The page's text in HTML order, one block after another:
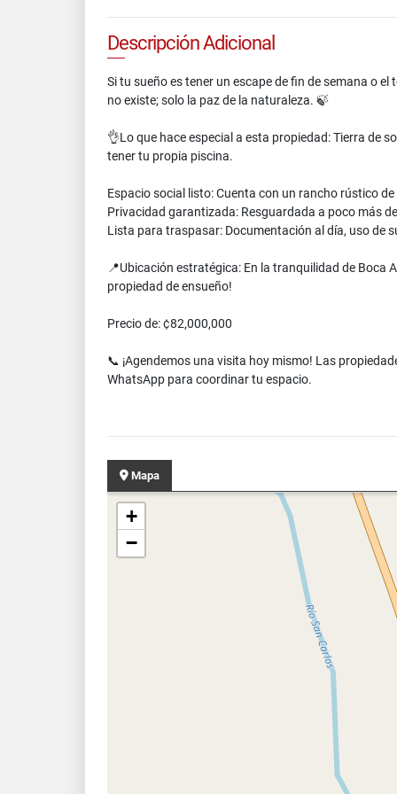
Descripción Adicional
Si tu sueño es tener un escape de fin de semana o
no existe; solo la paz de la naturaleza. 🍃
👌Lo que hace especial a esta propiedad: Tierra de
tener tu propia piscina.
Espacio social listo: Cuenta con un rancho rústico
Privacidad garantizada: Resguardada a poco más
Lista para traspasar: Documentación al día, uso de
📍Ubicación estratégica: En la tranquilidad de Boca
propiedad de ensueño!
Precio de: ¢82,000,000
📞 ¡Agendemos una visita hoy mismo! Las
WhatsApp para coordinar tu espacio.
Mapa
+
−